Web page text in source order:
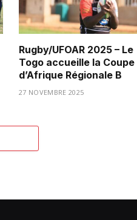
Rugby/UFOAR 2025 – Le
Togo accueille la Coupe
d’Afrique Régionale B
27 NOVEMBRE 2025